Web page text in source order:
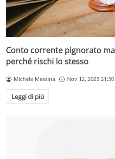
Conto corrente pignorato
perché rischi lo stesso
Michele Messina Nov 12, 2025 21:30
Leggi di più